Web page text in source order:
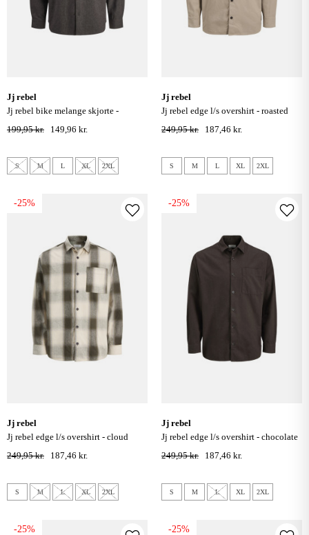
jj rebel
jj rebel bike melange skjorte -
chocolate torte
199,95 kr. 149,96 kr.
S M L XL 2XL
jj rebel
jj rebel edge l/s overshirt - roasted
cashew
249,95 kr. 187,46 kr.
S M L XL 2XL
-25%
jj rebel
jj rebel edge l/s overshirt - cloud
dancer
249,95 kr. 187,46 kr.
S M L XL 2XL
-25%
jj rebel
jj rebel edge l/s overshirt - chocolate
torte
249,95 kr. 187,46 kr.
S M L XL 2XL
-25% -25%